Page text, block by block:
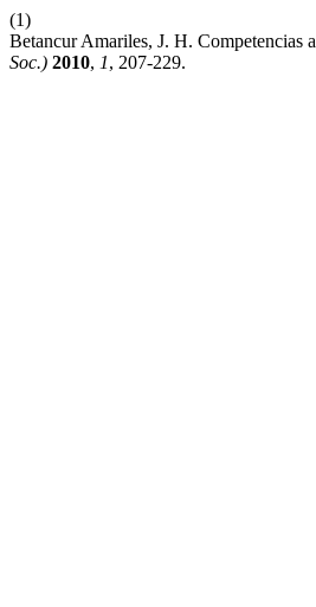
(1)
Betancur Amariles, J. H. Competencias
Soc.) 2010, 1, 207-229.